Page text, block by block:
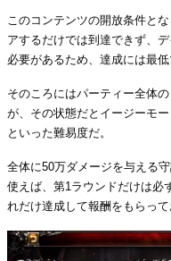
このコンテンツの開放条件と
アするだけでは到達できず、
必要があるため、達成には最低
そのころにはパーティー全体
が、その状態だとイージーモ
といった難易度だ。
全体に50万ダメージを与える
使えば、第1ラウンドだけは必
れだけ達成して報酬をもらって